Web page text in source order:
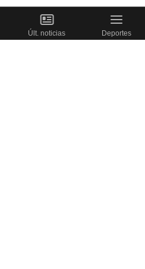
Últ. noticias Deportes